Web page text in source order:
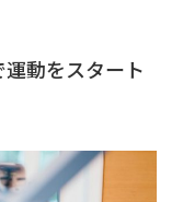
動をスタート